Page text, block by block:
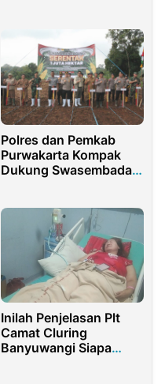
Polres dan Pemkab
Purwakarta Kompak
Dukung Swasembada
Inilah Penjelasan Plt
Camat Cluring
Banyuwangi Siapa